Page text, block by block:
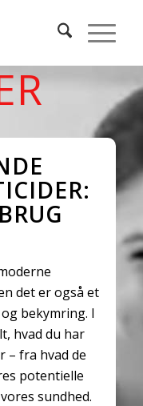
det er også et
bekymring. I
hvad du har
– fra hvad de
potentielle
sundhed.